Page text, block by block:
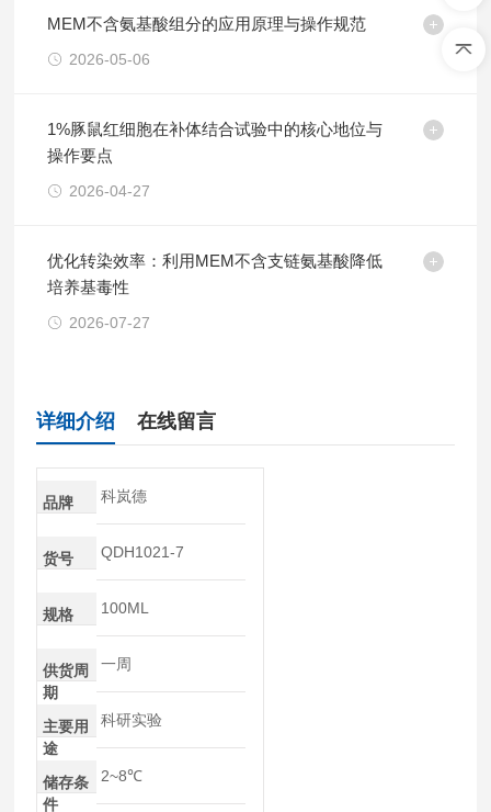
MEM不含氨基酸组分的应用原理与操作规范
2026-05-06
1%豚鼠红细胞在补体结合试验中的核心地位与
操作要点
2026-04-27
优化转染效率：利用MEM不含支链氨基酸降低
培养基毒性
2026-07-27
详细介绍 在线留言
品牌 科岚德
货号 QDH1021-7
规格 100ML
供货周
期
一周
主要用
途
科研实验
储存条
件
2~8℃